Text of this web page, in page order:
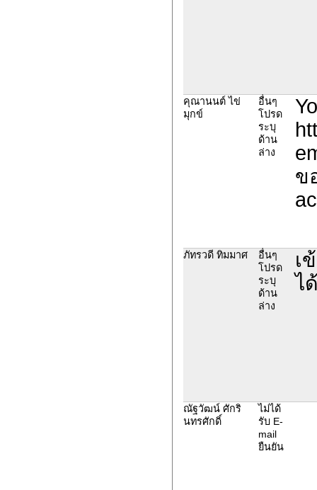
คุณานนต์ ไข่
มุกข์
อื่นๆ
โปรด
ระบุ
ด้าน
ล่าง
ข
ภัทรวดี ทิมมาศ
อื่นๆ
โปรด
ระบุ
ด้าน
ล่าง
เ
ไ
ณัฐวัฒน์ ศักริ
นทรศักดิ์
ไม่ได้
รับ E-
mail
ยืนยัน